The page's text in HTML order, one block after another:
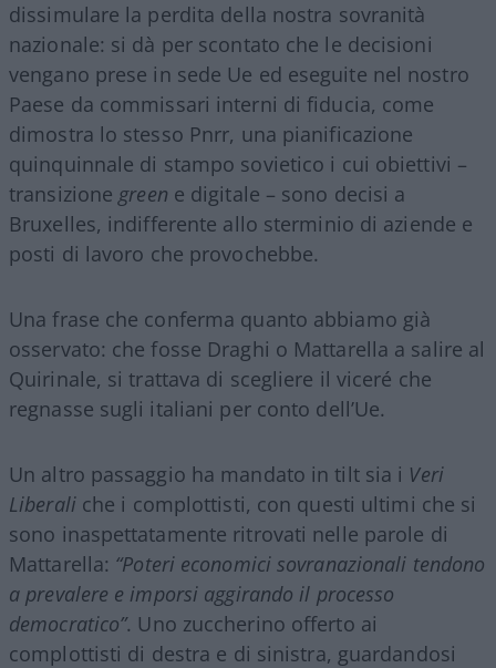
dissimulare la perdita della nostra sovranità
nazionale: si dà per scontato che le decisioni
vengano prese in sede Ue ed eseguite nel nostro
Paese da commissari interni di fiducia, come
dimostra lo stesso Pnrr, una pianificazione
quinquinnale di stampo sovietico i cui obiettivi –
transizione green e digitale – sono decisi a
Bruxelles, indifferente allo sterminio di aziende e
posti di lavoro che provochebbe.
Una frase che conferma quanto abbiamo già
osservato: che fosse Draghi o Mattarella a salire al
Quirinale, si trattava di scegliere il viceré che
regnasse sugli italiani per conto dell’Ue.
Un altro passaggio ha mandato in tilt sia i Veri
Liberaliche i complottisti, con questi ultimi che si
sono inaspettatamente ritrovati nelle parole di
Mattarella: “Poteri economici sovranazionali tendono
a prevalere e imporsi aggirando il processo
democratico”. Uno zuccherino offerto ai
complottisti di destra e di sinistra, guardandosi